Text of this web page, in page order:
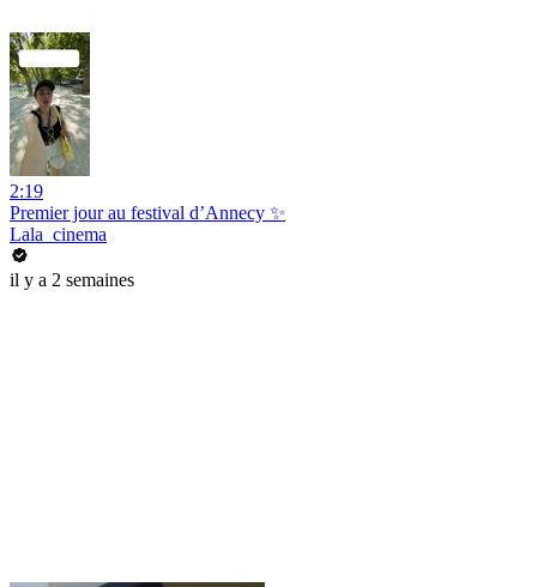
2:19
Premier jour au festival d’Annecy ✨
Lala_cinema
il y a 2 semaines